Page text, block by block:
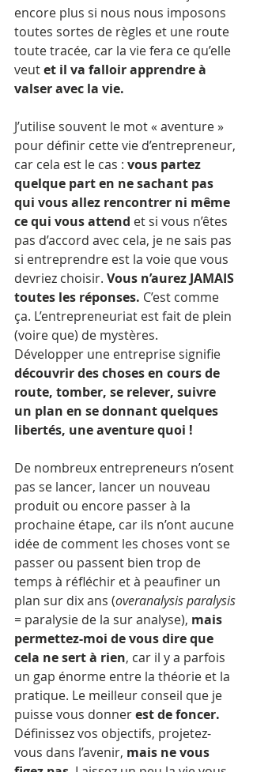
encore plus si nous nous imposons
toutes sortes de règles et une route
toute tracée, car la vie fera ce qu’elle
veut et il va falloir apprendre à
valser avec la vie.
J’utilise souvent le mot « aventure »
pour définir cette vie d’entrepreneur,
car cela est le cas : vous partez
quelque part en ne sachant pas
qui vous allez rencontrer ni même
ce qui vous attend et si vous n’êtes
pas d’accord avec cela, je ne sais pas
si entreprendre est la voie que vous
devriez choisir. Vous n’aurez JAMAIS
toutes les réponses. C’est comme
ça. L’entrepreneuriat est fait de plein
(voire que) de mystères.
Développer une entreprise signifie
découvrir des choses en cours de
route, tomber, se relever, suivre
un plan en se donnant quelques
libertés, une aventure quoi !
De nombreux entrepreneurs n’osent
pas se lancer, lancer un nouveau
produit ou encore passer à la
prochaine étape, car ils n’ont aucune
idée de comment les choses vont se
passer ou passent bien trop de
temps à réfléchir et à peaufiner un
plan sur dix ans (overanalysis paralysis
= paralysie de la sur analyse), mais
permettez-moi de vous dire que
cela ne sert à rien, car il y a parfois
un gap énorme entre la théorie et la
pratique. Le meilleur conseil que je
puisse vous donner est de foncer.
Définissez vos objectifs, projetez-
vous dans l’avenir, mais ne vous